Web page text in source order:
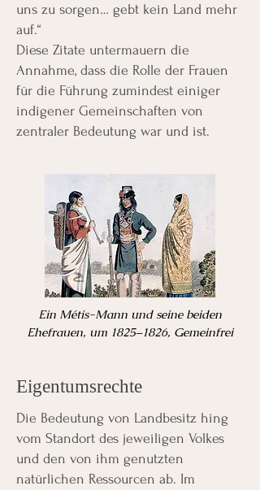
uns zu sorgen… gebt kein Land mehr
auf.“
Diese Zitate untermauern die
Annahme, dass die Rolle der Frauen
für die Führung zumindest einiger
indigener Gemeinschaften von
zentraler Bedeutung war und ist.
Ein Métis-Mann und seine beiden
Ehefrauen, um 1825–1826, Gemeinfrei
Eigentumsrechte
Die Bedeutung von Landbesitz hing
vom Standort des jeweiligen Volkes
und den von ihm genutzten
natürlichen Ressourcen ab. Im